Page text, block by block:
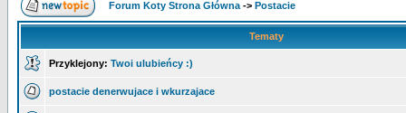
Forum Koty Strona Główna -> Postacie
Tematy
Przyklejony: Twoi ulubieńcy :)
postacie denerwujace i wkurzajace